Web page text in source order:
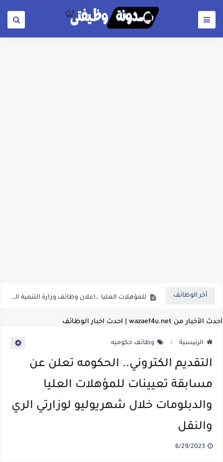
أخر الوظائف للمؤهلات العليا ..اعلان وظائف وزارة التنمية المحلية " اخصائي تخطيط - مهندس - اخصائي حاسبات - باحث قانوني " والتقديم الكتروني بتاريخ 15-7-2026
أحدث الأخبار من wazaef4u.net | احدث اخبار الوظائف
الرئيسية وظائف حكوميه
التقديم الكتروني.. الحكومه تعلن عن
مسابقة تعيينات للمؤهلات العليا
والدبلومات خلال شهريوليو لوزارتي الري
والنقل